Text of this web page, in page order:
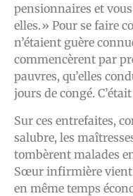
pensionnaires et
elles.» Pour se faire
n’étaient guère
commencèrent par
pauvres, qu’elles
jours de congé.
Sur ces entrefaites,
salubre, les
tombèrent malades
Sœur infirmière vient
en même temps